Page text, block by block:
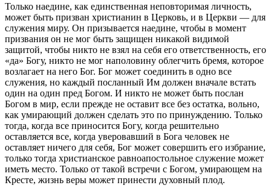
Только наедине, как единственная неповторимая личность,
может быть призван христианин в Церковь, и в Церкви — для
служения миру. Он призывается наедине, чтобы в момент
призвания он не мог быть защищен никакой видимой
защитой, чтобы никто не взял на себя его ответственность, его
«да» Богу, никто не мог наполовину облегчить бремя, которое
возлагает на него Бог. Бог может соединить в одно все
служения, но каждый посланный Им должен вначале встать
один на один пред Богом. И никто не может быть послан
Богом в мир, если прежде не оставит все без остатка, вольно,
как умирающий должен сделать это по принуждению. Только
тогда, когда все приносится Богу, когда решительно
оставляется все, когда уверовавший в Бога человек не
оставляет ничего для себя, Бог может совершить его избрание,
только тогда христианское равноапостольное служение может
иметь место. Только от такой встречи с Богом, умирающем на
Кресте, жизнь веры может принести духовный плод.